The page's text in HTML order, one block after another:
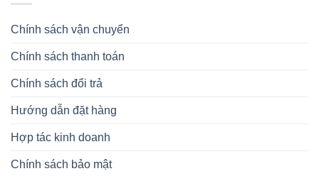
Chính sách vận chuyển
Chính sách thanh toán
Chính sách đổi trả
Hướng dẫn đặt hàng
Hợp tác kinh doanh
Chính sách bảo mật